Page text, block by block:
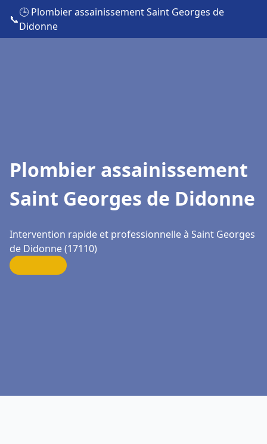
📞
🕒 Plombier assainissement Saint Georges de
Didonne
Plombier assainissement
Saint Georges de Didonne
Intervention rapide et professionnelle à Saint Georges
de Didonne (17110)